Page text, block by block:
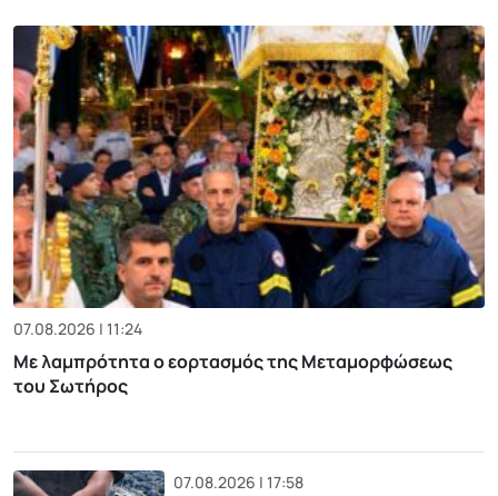
07.08.2026 | 11:24
Με λαμπρότητα ο εορτασμός της Μεταμορφώσεως
του Σωτήρος
07.08.2026 | 17:58